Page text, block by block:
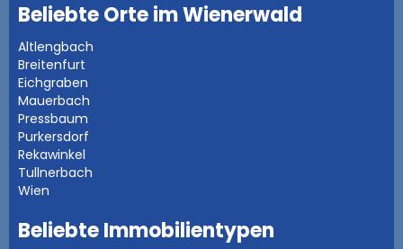
Beliebte Orte im Wienerwald
Altlengbach
Breitenfurt
Eichgraben
Mauerbach
Pressbaum
Purkersdorf
Rekawinkel
Tullnerbach
Wien
Beliebte Immobilientypen